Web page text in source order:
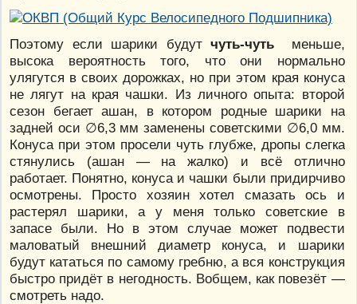
Поэтому если шарики будутчуть-чуть меньше,
высока вероятность того, что они нормально
улягутся в своих дорожках, но при этом края конуса
не лягут на края чашки. Из личного опыта: второй
сезон бегает ашан, в котором родные шарики на
задней оси ∅6,3 мм заменены советскими ∅6,0 мм.
Конуса при этом просели чуть глубже, дропы слегка
стянулись (ашан — на жалко) и всё отлично
работает. Понятно, конуса и чашки были придирчиво
осмотрены. Просто хозяин хотел смазать ось и
растерял шарики, а у меня только советские в
запасе были. Но в этом случае может подвести
маловатый внешний диаметр конуса, и шарики
будут кататься по самому гребню, а вся конструкция
быстро придёт в негодность. Вобщем, как повезёт —
смотреть надо.